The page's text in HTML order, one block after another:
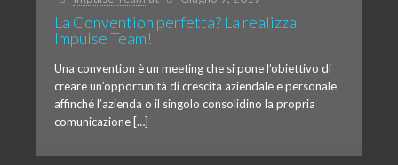
La Convention perfetta? La realizza
Impulse Team!
Una convention è un meeting che si pone l’obiettivo di
creare un’opportunità di crescita aziendale e personale
affinché l’azienda o il singolo consolidino la propria
comunicazione […]